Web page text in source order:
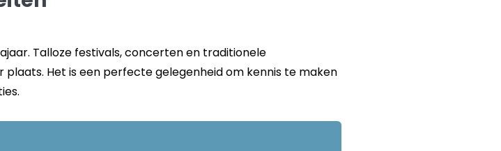
Talloze festivals, concerten en traditionele
Het is een perfecte gelegenheid om kennis te maken